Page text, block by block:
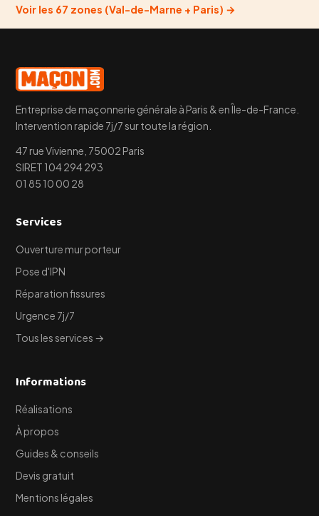
Voir les 67 zones (Val-de-Marne + Paris) →
Entreprise de maçonnerie générale à Paris & en Île-de-France.
Intervention rapide 7j/7 sur toute la région.
47 rue Vivienne, 75002 Paris
SIRET 104 294 293
01 85 10 00 28
Services
Ouverture mur porteur
Pose d'IPN
Réparation fissures
Urgence 7j/7
Tous les services →
Informations
Réalisations
À propos
Guides & conseils
Devis gratuit
Mentions légales